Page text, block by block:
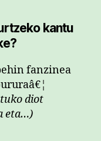
kantu
fanzinea
diot
eta…)